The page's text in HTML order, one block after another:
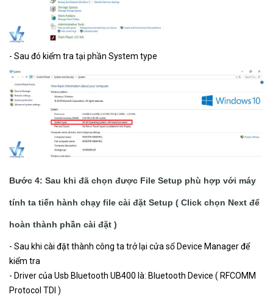
- Sau đó kiểm tra tại phần System type
Bước 4: Sau khi đã chọn được File Setup phù hợp với máy
tính ta tiến hành chạy file cài đặt Setup ( Click chọn Next để
hoàn thành phần cài đặt )
- Sau khi cài đặt thành công ta trở lại cửa sổ Device Manager để
kiểm tra
- Driver của Usb Bluetooth UB400 là: Bluetooth Device ( RFCOMM
Protocol TDI )